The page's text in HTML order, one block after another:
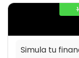
Simula tu